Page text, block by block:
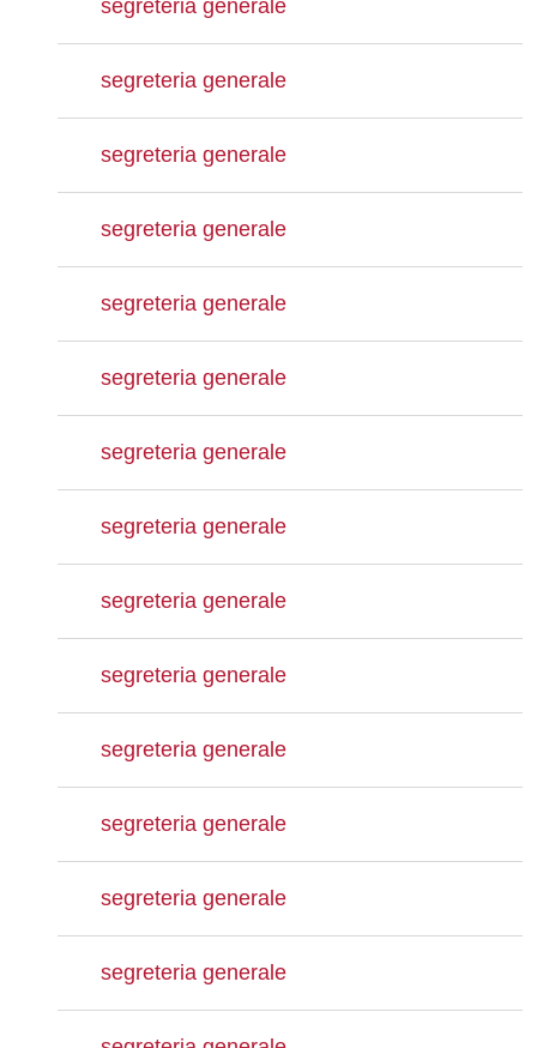
segreteria generale
segreteria generale
segreteria generale
segreteria generale
segreteria generale
segreteria generale
segreteria generale
segreteria generale
segreteria generale
segreteria generale
segreteria generale
segreteria generale
segreteria generale
segreteria generale